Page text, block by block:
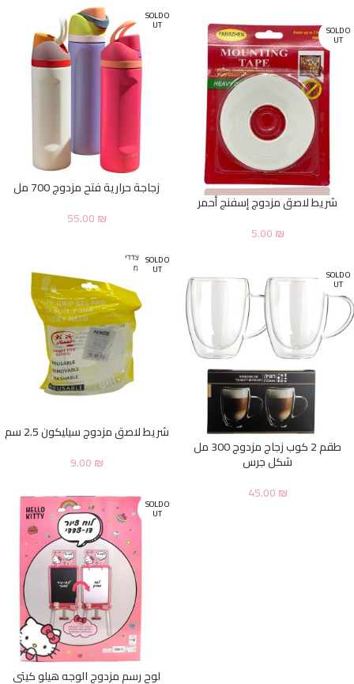
SOLD O
UT
زجاجة حرارية فتح مزدوج 700 مل
55.00₪
SOLD O
UT
شريط لاصق مزدوج إسفنج أحمر
5.00₪
SOLD O
UT
شريط لاصق مزدوج سيليكون 2.5 سم
9.00₪
SOLD O
UT
طقم 2 كوب زجاج مزدوج 300 مل
شكل جرس
45.00₪
SOLD O
UT
لوح رسم مزدوج الوجه هيلو كيتي